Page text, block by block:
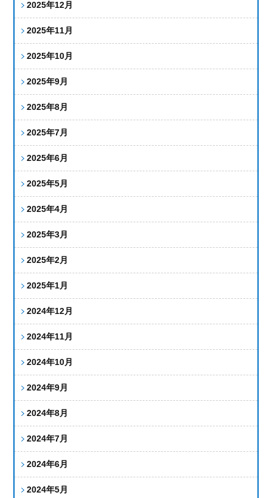
2025年12月
2025年11月
2025年10月
2025年9月
2025年8月
2025年7月
2025年6月
2025年5月
2025年4月
2025年3月
2025年2月
2025年1月
2024年12月
2024年11月
2024年10月
2024年9月
2024年8月
2024年7月
2024年6月
2024年5月